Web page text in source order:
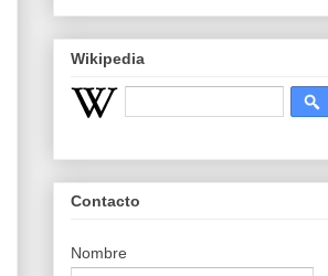
Wikipedia
Contacto
Nombre